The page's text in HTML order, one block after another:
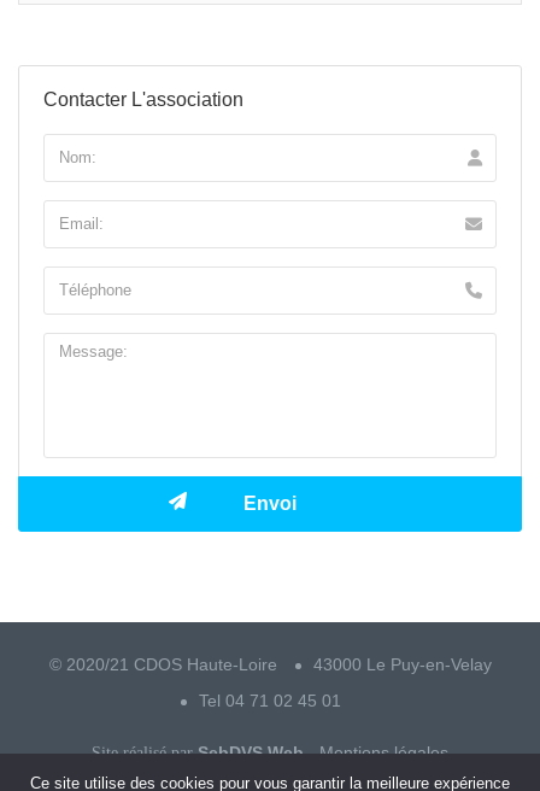
Contacter L'association
© 2020/21 CDOS Haute-Loire
43000 Le Puy-en-Velay
Tel 04 71 02 45 01
Site réalisé parSebDVS Web-Mentions légales
Ce site utilise des cookies pour vous garantir la meilleure expérience